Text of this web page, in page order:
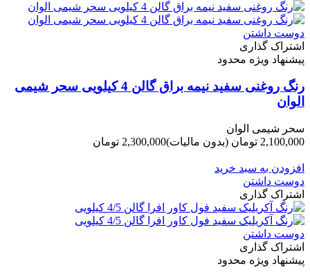
دوست داشتن
اشتراک گذاری
پیشنهاد ویژه محدود
رنگ روغنی سفید نیمه براق گالن 4 کیلویی سحر شیمی
الوان
سحر شیمی الوان
2,100,000 تومان
(بدون مالیات)2,300,000 تومان
افزودن به سبد خرید
دوست داشتن
اشتراک گذاری
دوست داشتن
اشتراک گذاری
پیشنهاد ویژه محدود